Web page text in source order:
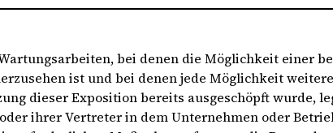
bei denen die Möglichkeit einer
ist und bei denen jede Möglichkeit
dieser Exposition bereits ausgeschöpft wurde,
ihrer Vertreter in dem Unternehmen oder